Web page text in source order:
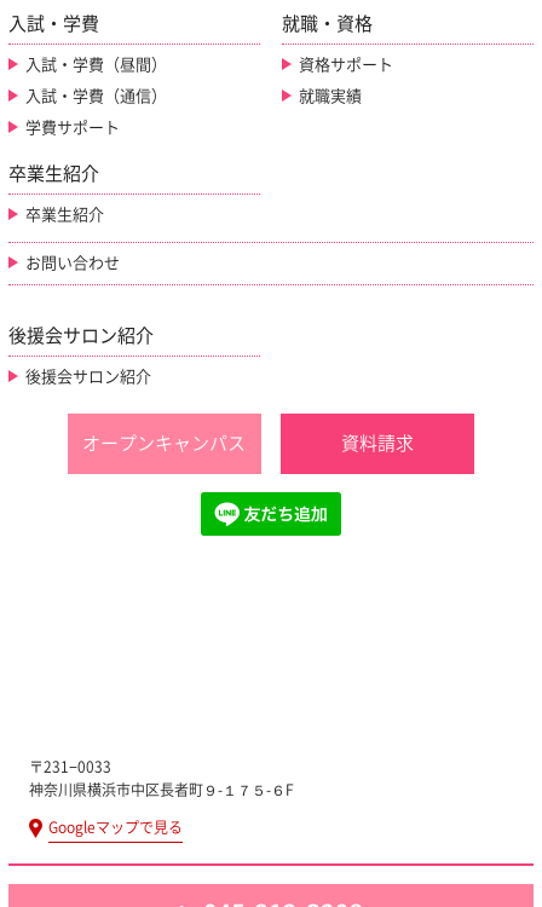
入試・学費
入試・学費（昼間）
入試・学費（通信）
学費サポート
就職・資格
資格サポート
就職実績
卒業生紹介
卒業生紹介
お問い合わせ
後援会サロン紹介
後援会サロン紹介
オープンキャンパス 資料請求
〒231−0033
神奈川県横浜市中区長者町９-１７５-６F
Googleマップで見る